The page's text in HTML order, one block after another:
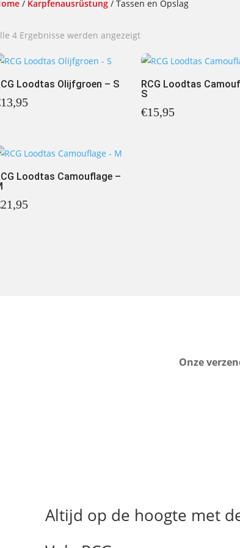
/ Karpfenausrüstung/ Tassen en Opslag
4 Ergebnisse werden angezeigtNach
sortiert
Loodtas Olijfgroen – S
13,95
RCG Loodtas
S
€15,95
Loodtas Camouflage –
21,95
Onze
Altijd op de hoogte met